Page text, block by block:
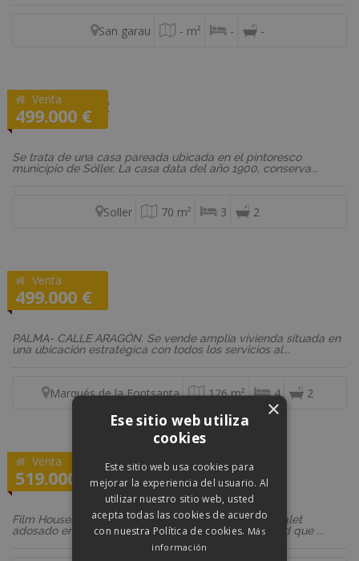
San garau - m² - -
Venta
499.000 €
REF: VD570_2
Casa
Se trata de una casa pareada ubicada en el pintoresco
municipio de Sóller. La casa data del año 1900, conserva...
Soller 70 m² 3 2
Venta
499.000 €
REF: 02442
Piso
PALMA- CALLE ARAGÓN. Se vende amplia vivienda situada en
una ubicación estratégica con todos los servicios al...
Marqués de la Fontsanta 126 m² 4 2
Venta
519.000 €
REF: FH1225
Adosado
Film Houses tiene el placer de presentarles este chalet
adosado en venta en Búger, Mallorca, una propiedad que ...
×
Ese sitio web utiliza
cookies
Este sitio web usa cookies para
mejorar la experiencia del usuario. Al
utilizar nuestro sitio web, usted
acepta todas las cookies de acuerdo
con nuestra Política de cookies. Más
información